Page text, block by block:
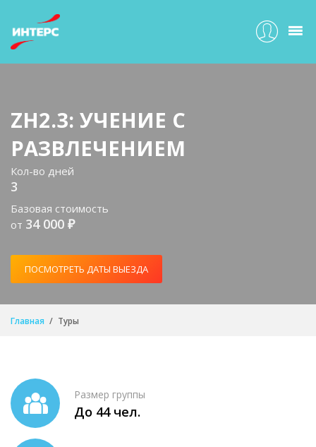
ZH2.3: УЧЕНИЕ С
РАЗВЛЕЧЕНИЕМ
Кол-во дней
3
Базовая стоимость
от 34 000 ₽
ПОСМОТРЕТЬ ДАТЫ ВЫЕЗДА
Главная Туры
Размер группы
До 44 чел.